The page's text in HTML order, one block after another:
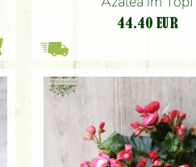
44.40 EUR